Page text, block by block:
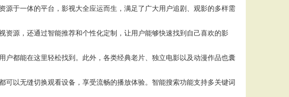
于一体的平台，影视大全应运而生，满足了广大用户追剧、观影的多样需
源，还通过智能推荐和个性化定制，让用户能够快速找到自己喜欢的影
都能在这里轻松找到。此外，各类经典老片、独立电影以及动漫作品也囊
以无缝切换观看设备，享受流畅的播放体验。智能搜索功能支持多关键词